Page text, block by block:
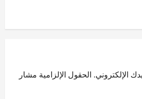
الإلكتروني. الحقول الإلزامية مشار